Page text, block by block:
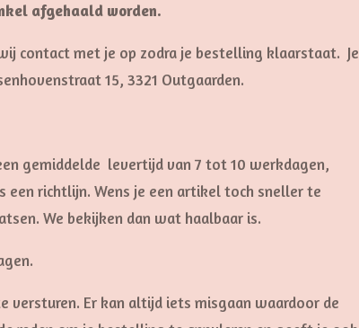
afgehaald worden.
contact met je op zodra je bestelling klaarstaat. Je
15, 3321 Outgaarden.
gemiddelde levertijd van 7 tot 10 werkdagen,
richtlijn. Wens je een artikel toch sneller te
We bekijken dan wat haalbaar is.
Er kan altijd iets misgaan waardoor de